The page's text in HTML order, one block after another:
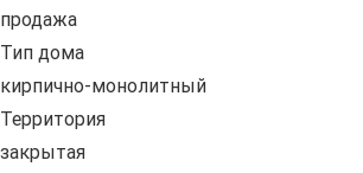
продажа
Тип дома
кирпично-монолитный
Территория
закрытая